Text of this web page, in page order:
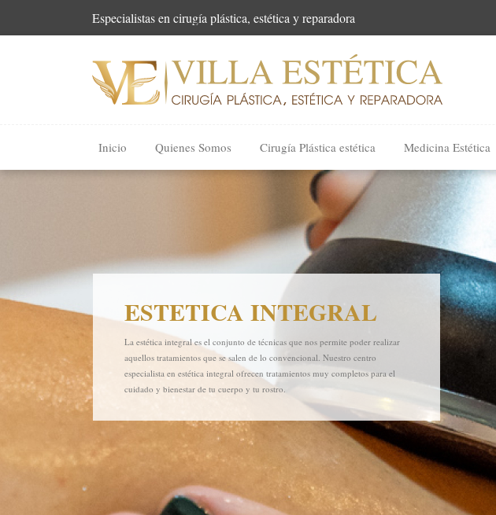
Especialistas en cirugía plástica, estética y reparadora
Inicio Quienes Somos Cirugía Plástica estética Medicina Estética
ESTETICA INTEGRAL
La estética integral es el conjunto de técnicas que nos permite poder realizar
aquellos tratamientos que se salen de lo convencional. Nuestro centro
especialista en estética integral ofrecen tratamientos muy completos para el
cuidado y bienestar de tu cuerpo y tu rostro.